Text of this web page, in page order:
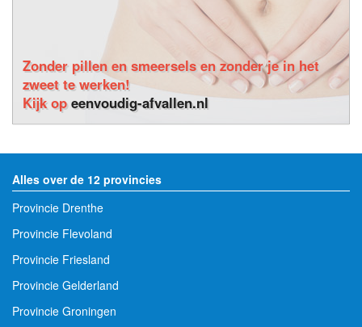
Zonder pillen en smeersels en zonder je in het
zweet te werken!
Kijk opeenvoudig-afvallen.nl
Alles over de 12 provincies
Provincie Drenthe
Provincie Flevoland
Provincie Friesland
Provincie Gelderland
Provincie Groningen